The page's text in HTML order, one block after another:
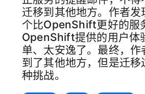
迁移到其他地方。作者发
个比OpenShift更好的服
OpenShift提供的用户体
单、太安逸了。最终，作
到了其他地方，但是迁移
种挑战。